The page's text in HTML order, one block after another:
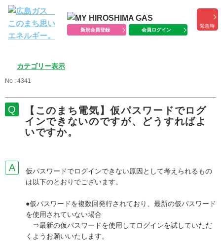
新規会員登録 会員ログイン
緊急時
カテゴリー表示
No : 4341
【このまち電気】仮パスワードでログ
インできないのですが、どうすればよ
いですか。
仮パスワードでログインできない原因として考えられるもの
は以下のとおりでございます。
●仮パスワードを複数回発行されており、最新の仮パスワード
を使用されていない場合
⇒最新の仮パスワードを使用してログインを試していただ
くようお願いいたします。